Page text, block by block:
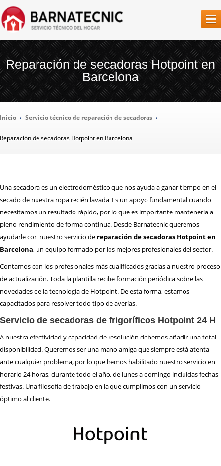
SERVICIO TÉCNICO BARCELONA
LAEMPRESA
REPARACIÓNAIRES ACONDICIONADOS
REPARACIÓNCONGELADORES
REPARACIÓNFRIGORÍFICOS
REPARACIÓNHORNOS
REPARACIÓN
LAVADORAS
REPARACIÓNSECADORAS
REPARACIÓNTERMOS
REPARACIÓNVITROCERAMICAS
TRABAJACON NOSOTROS
ZONADE ACTUACIÓN
CONTACTO BARNATECNIC
Reparación de secadoras Hotpoint en
Barcelona
Inicio Serviciotécnico de reparación de secadoras
Reparaciónde secadoras Hotpoint en Barcelona
Una secadora es un electrodoméstico que nos ayuda a ganar tiempo en el
secado de nuestra ropa recién lavada. Es un apoyo fundamental cuando
necesitamos un resultado rápido, por lo que es importante mantenerla a
pleno rendimiento de forma continua. Desde Barnatecnic queremos
ayudarle con nuestro servicio de reparación de secadoras Hotpoint en
Barcelona, un equipo formado por los mejores profesionales del sector.
Contamos con los profesionales más cualificados gracias a nuestro proceso
de actualización. Toda la plantilla recibe formación periódica sobre las
novedades de la tecnología de Hotpoint. De esta forma, estamos
capacitados para resolver todo tipo de averías.
Servicio de secadoras de frigoríficos Hotpoint 24 H
A nuestra efectividad y capacidad de resolución debemos añadir una total
disponibilidad. Queremos ser una mano amiga que siempre está atenta
ante cualquier problema, por lo que hemos habilitado nuestro servicio en
horario 24 horas, durante todo el año, de lunes a domingo incluidas fechas
festivas. Una filosofía de trabajo en la que cumplimos con un servicio
óptimo al cliente.